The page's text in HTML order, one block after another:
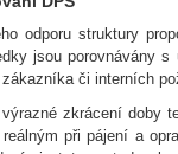
odporu struktury
jsou porovnávány
či interních
zkrácení doby
při pájení a